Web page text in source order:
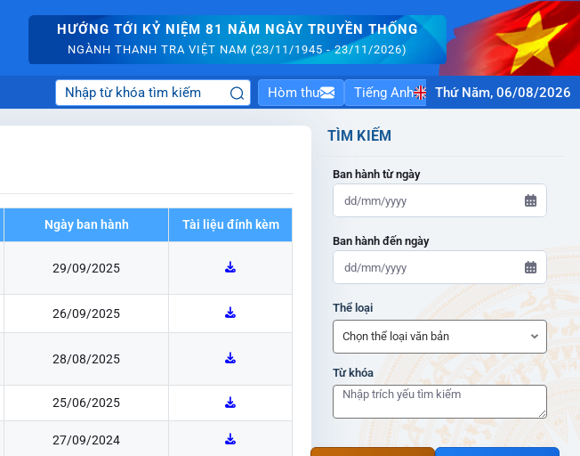
HƯỚNG TỚI KỶ NIỆM 81 NĂM NGÀY TRUYỀN THỐNG
NGÀNH THANH TRA VIỆT NAM (23/11/1945 - 23/11/2026)
Hòm thư Tiếng Anh Thứ Năm, 06/08/2026
Ngày ban hành Tài liệu đính kèm
29/09/2025
26/09/2025
28/08/2025
25/06/2025
27/09/2024
TÌM KIẾM
Ban hành từ ngày
Ban hành đến ngày
VBPQ
Thể loại
VBPQ
Từ khóa